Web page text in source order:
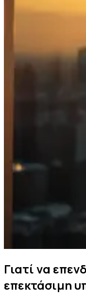
Γιατί να
επεκτάσιμη